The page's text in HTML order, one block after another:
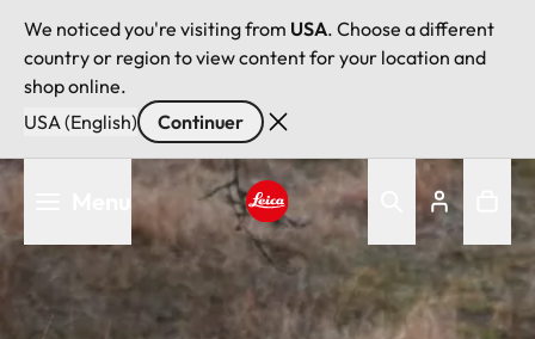
We noticed you're visiting from USA. Choose a different
country or region to view content for your location and
shop online.
USA (English)
Continuer
Aller
contenu
principal
Leica logo - Home